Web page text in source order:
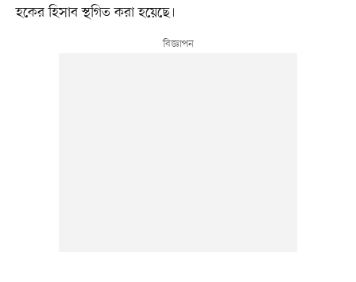
হকের হিসাব স্থগিত করা হয়েছে।